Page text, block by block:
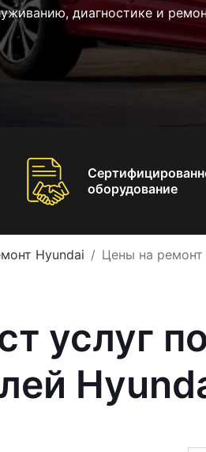
диагностике и
оборудование
Hyundai Цены на ремонт
услуг